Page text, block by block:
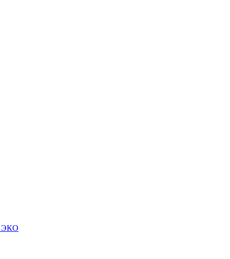
ЭКО